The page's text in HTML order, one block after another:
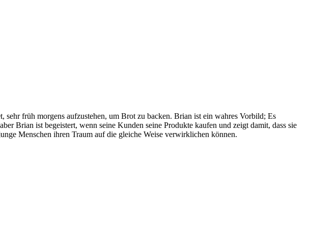
früh morgens aufzustehen, um Brot zu backen. Brian ist ein wahres Vorbild; Es
Brian ist begeistert, wenn seine Kunden seine Produkte kaufen und zeigt damit, dass sie
Menschen ihren Traum auf die gleiche Weise verwirklichen können.